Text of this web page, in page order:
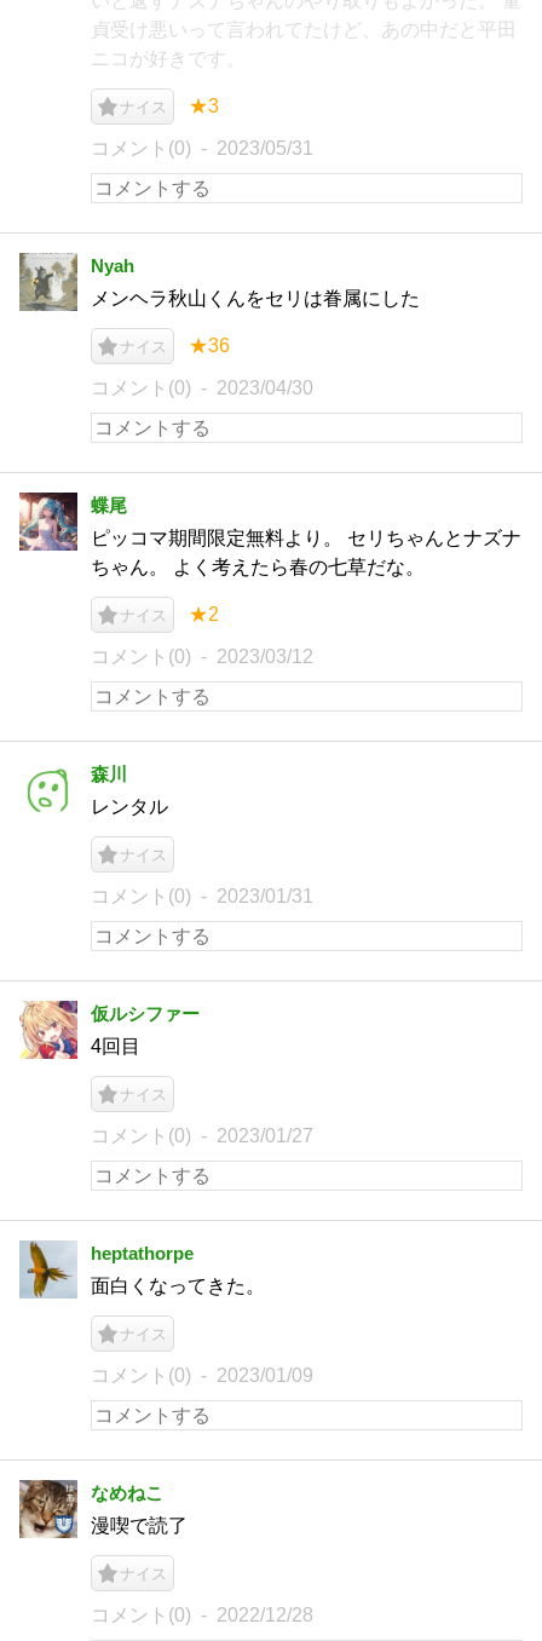
貞受け悪いって言われてたけど、あの中だと平田
ニコが好きです。
ナイス ★3
コメント(0) 2023/05/31
Nyah
メンヘラ秋山くんをセリは眷属にした
ナイス ★36
コメント(0) 2023/04/30
蝶尾
ピッコマ期間限定無料より。 セリちゃんとナズナ
ちゃん。 よく考えたら春の七草だな。
ナイス ★2
コメント(0) 2023/03/12
森川
レンタル
ナイス
コメント(0) 2023/01/31
仮ルシファー
4回目
ナイス
コメント(0) 2023/01/27
heptathorpe
面白くなってきた。
ナイス
コメント(0) 2023/01/09
なめねこ
漫喫で読了
ナイス
コメント(0) 2022/12/28